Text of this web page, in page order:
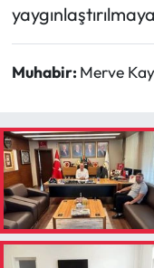
Muhabir: Merve
Spor
Sungurlu
Uğurludağ
Yaşam
Yayla Haber